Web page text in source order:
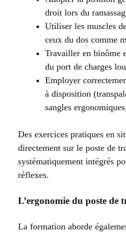
droit lors du
Utiliser les muscles
ceux du dos comme
Travailler en binôme
du port de charges
Employer
à disposition
sangles
Des exercices pratiques en
directement sur le poste de
systématiquement intégrés
réflexes.
L’ergonomie du poste de
La formation aborde